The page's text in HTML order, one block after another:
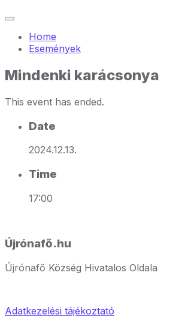
Home
Események
Mindenki karácsonya
This event has ended.
Date
2024.12.13.
Time
17:00
Újrónafő.hu
Újrónafő Község Hivatalos Oldala
Adatkezelési tájékoztató